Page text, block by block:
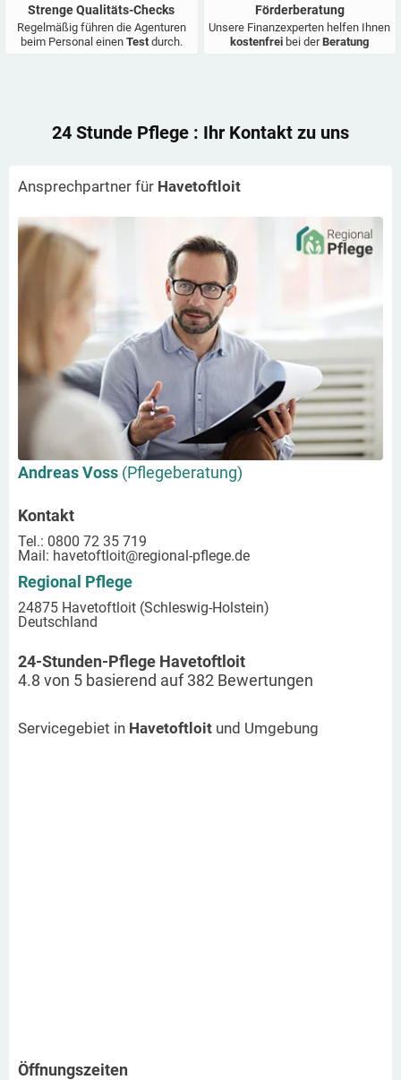
Strenge Qualitäts-Checks
Regelmäßig führen die Agenturen
beim Personal einen Test durch.
Förderberatung
Unsere Finanzexperten helfen Ihnen
kostenfrei bei derBeratung
24 Stunde Pflege : Ihr Kontakt zu uns
Ansprechpartner für Havetoftloit
Andreas Voss (Pflegeberatung)
Kontakt
Tel.: 0800 72 35 719
Mail: havetoftloit@regional-pflege.de
Regional Pflege
24875 Havetoftloit (Schleswig-Holstein)
Deutschland
24-Stunden-Pflege Havetoftloit
4.8 von 5 basierend auf382 Bewertungen
Servicegebiet in Havetoftloit und Umgebung
Öffnungszeiten